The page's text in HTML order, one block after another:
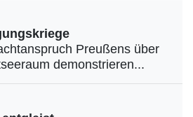
Preußens über
demonstrieren...